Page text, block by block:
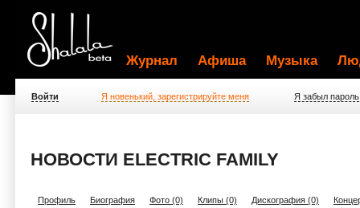
Журнал Афиша Музыка
Войти Я новенький, зарегистрируйте меня Я забыл пароль
НОВОСТИ ELECTRIC FAMILY
Профиль Биография Фото (0) Клипы (0) Дискография (0)